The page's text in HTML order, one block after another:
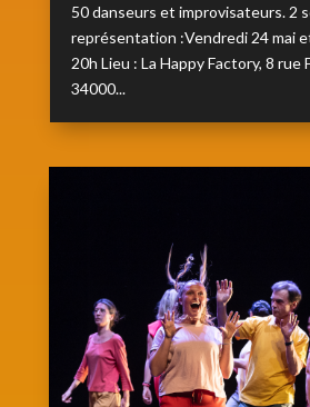
50 danseurs et improvisateurs. 2
représentation :Vendredi 24 mai
20h Lieu : La Happy Factory, 8 rue
34000...